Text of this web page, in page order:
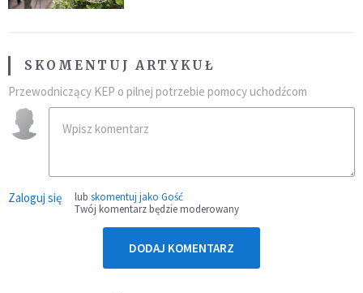
SKOMENTUJ ARTYKUŁ
Przewodniczący KEP o pilnej potrzebie pomocy uchodźcom
Zaloguj się lub skomentuj jako Gość
Twój komentarz będzie moderowany
DODAJ KOMENTARZ